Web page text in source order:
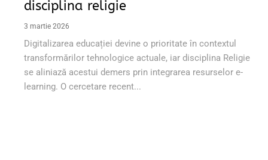
disciplina religie
3 martie 2026
Digitalizarea educației devine o prioritate în contextul
transformărilor tehnologice actuale, iar disciplina Religie
se aliniază acestui demers prin integrarea resurselor e-
learning. O cercetare recent...